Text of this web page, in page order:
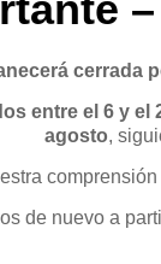
cerrada
entre el 6 y
agosto,
de nuevo a